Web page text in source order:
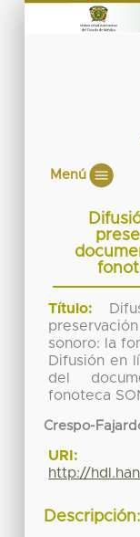
Menú
Título:
sonoro: la
Difusión en
del
fonoteca
Crespo-
URI:
http://
Descripción: